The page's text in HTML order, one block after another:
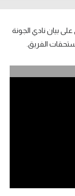
بيان نادي الجونة
الفريق.